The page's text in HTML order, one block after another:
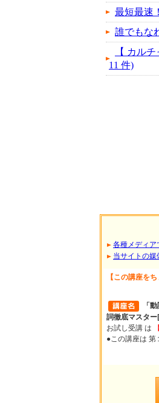
最短最速
誰でもな
【 カル
11 件)
各種メディア
当サイトの媒
【この講座を
「
詞徹底マスタ
お試し受講 は
●この講座は 第